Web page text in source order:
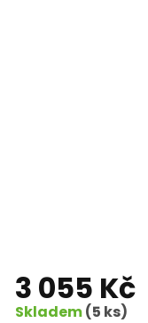
3 055 Kč
Skladem(5 ks)